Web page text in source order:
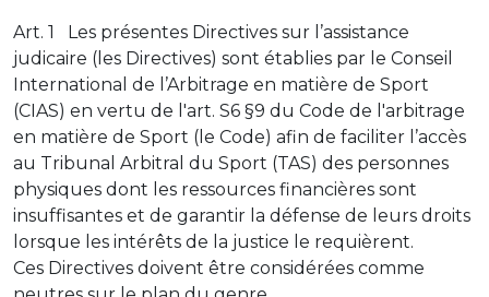
Art. 1 Les présentes Directives sur l’assistance
judicaire (les Directives) sont établies par le Conseil
International de l’Arbitrage en matière de Sport
(CIAS) en vertu de l'art. S6 §9 du Code de l'arbitrage
en matière de Sport (le Code) afin de faciliter l’accès
au Tribunal Arbitral du Sport (TAS) des personnes
physiques dont les ressources financières sont
insuffisantes et de garantir la défense de leurs droits
lorsque les intérêts de la justice le requièrent.
Ces Directives doivent être considérées comme